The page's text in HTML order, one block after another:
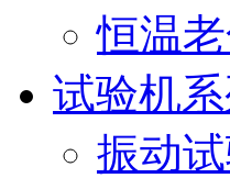
恒温
试验机系
振动